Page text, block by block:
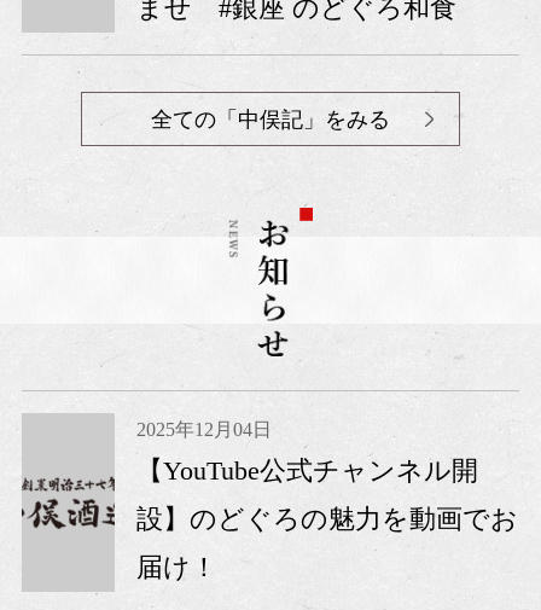
ませ #銀座 のどぐろ和食
全ての「中俣記」をみる
2025年12月04日
【YouTube公式チャンネル開
設】のどぐろの魅力を動画でお
届け！